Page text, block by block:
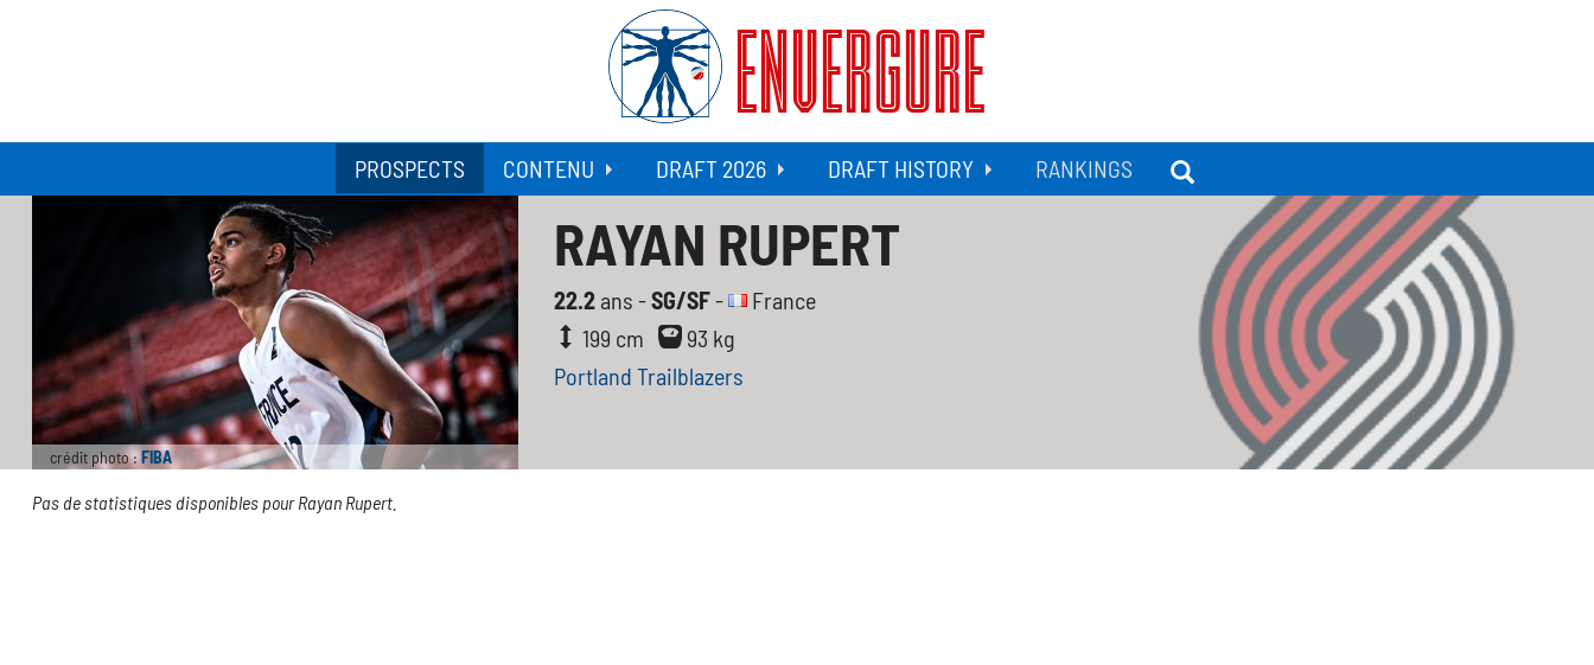
ENVERGURE
PROSPECTS CONTENU DRAFT 2026 DRAFT HISTORY RANKINGS
crédit photo :FIBA
RAYAN RUPERT
22.2ans -SG/SF-
France
199 cm
93 kg
Portland Trailblazers
Pas de statistiques disponibles pour Rayan Rupert.